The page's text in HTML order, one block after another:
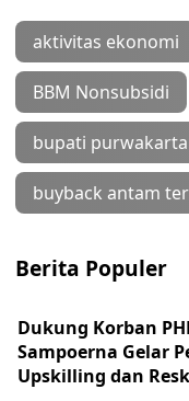
aktivitas ekonomi
BBM Nonsubsidi
bupati purwakarta
buyback antam
Berita Populer
Dukung Korban
Sampoerna Gelar
Upskilling dan